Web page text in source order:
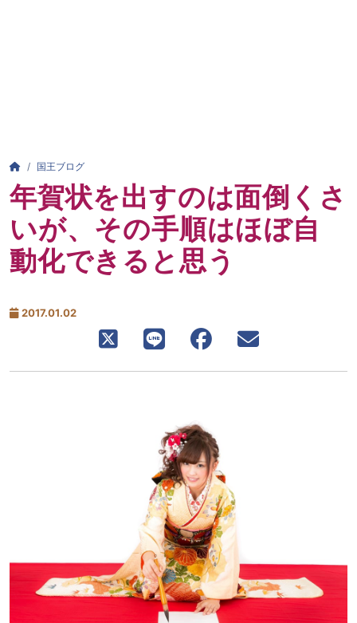
パンくずリスト
HOME 国王ブログ
年賀状を出すのは面倒くさ
いが、その手順はほぼ自
動化できると思う
2017.01.02